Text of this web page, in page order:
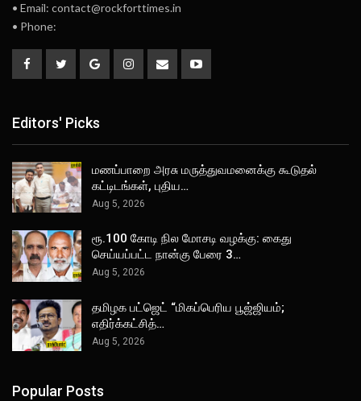
• Email: contact@rockforttimes.in
• Phone:
Editors' Picks
மணப்பாறை அரசு மருத்துவமனைக்கு கூடுதல்
கட்டிடங்கள், புதிய…
Aug 5, 2026
ரூ.100 கோடி நில மோசடி வழக்கு: கைது
செய்யப்பட்ட நான்கு பேரை 3…
Aug 5, 2026
தமிழக பட்ஜெட் “மிகப்பெரிய பூஜ்ஜியம்;
எதிர்க்கட்சித்…
Aug 5, 2026
Popular Posts